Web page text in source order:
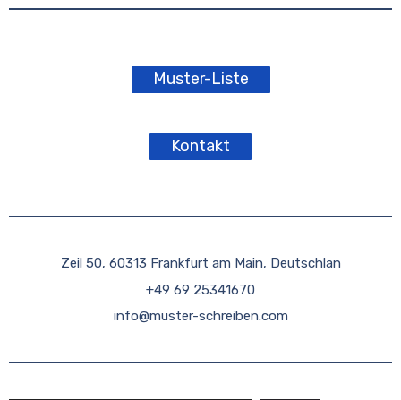
Muster-Liste
Kontakt
Zeil 50, 60313 Frankfurt am Main, Deutschlan
+49 69 25341670
info@muster-schreiben.com